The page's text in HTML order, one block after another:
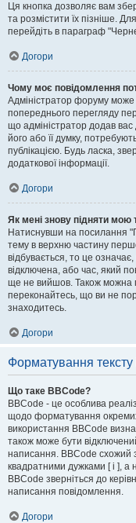
Ця кнопка дозволяє вам
та розмістити їх пізніше.
перейдіть в параграф
Догори
Чому моє повідомлення
Адміністратор форуму
попереднього перегляду
що адміністратор додав вас
його або її думку,
публікацією. Будь ласка,
додаткової інформації.
Догори
Як мені знову підняти мою
Натиснувши на посилання
тему в верхню частину
відбувається, то це
відключена, або час, який
ще не вийшов. Також можна
переконайтесь, що ви не
знаходитесь.
Догори
Форматування тексту
Що таке BBCode?
BBCode - це особлива
щодо форматування
використання BBCode
також може бути
написання. BBCode схожий
квадратними дужками [ і ], а
BBCode зверніться до
написання повідомлення.
Догори